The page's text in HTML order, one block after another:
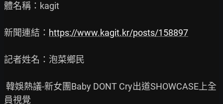
體名稱：kagit
新聞連結： https://www.kagit.kr/posts/158897
記者姓名：泡菜鄉民
員視覺